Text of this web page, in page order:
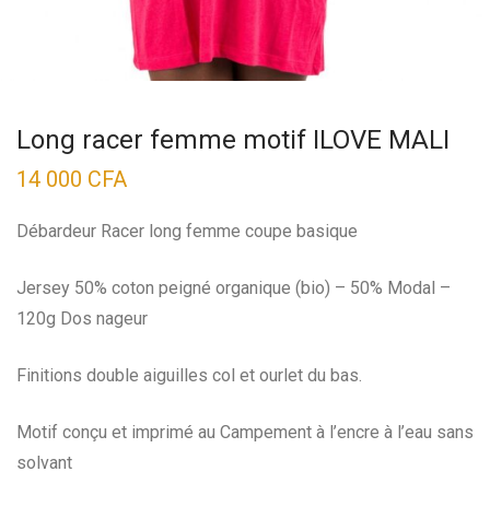
Long racer femme motif ILOVE MALI
14 000 CFA
Débardeur Racer long femme coupe basique
Jersey 50% coton peigné organique (bio) – 50% Modal –
120g Dos nageur
Finitions double aiguilles col et ourlet du bas.
Motif conçu et imprimé au Campement à l’encre à l’eau sans
solvant